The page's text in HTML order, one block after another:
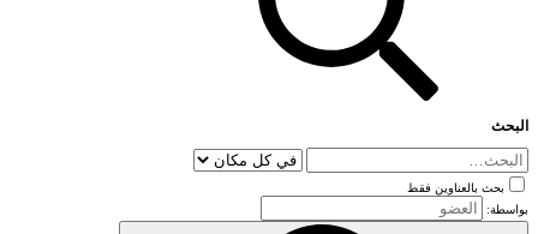
البحث
بحث بالعناوين فقط
بواسطة: